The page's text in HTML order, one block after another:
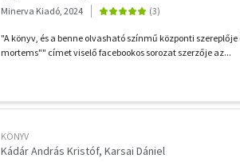
Minerva Kiadó, 2024
"A könyv, és a benne olvasható színmű központi
mortems"" címet viselő facebookos sorozat szerzője az...
KÖNYV
Kádár András Kristóf Karsai Dániel